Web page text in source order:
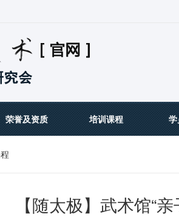
荣誉及资质 培训课程
【随太极】武术馆“